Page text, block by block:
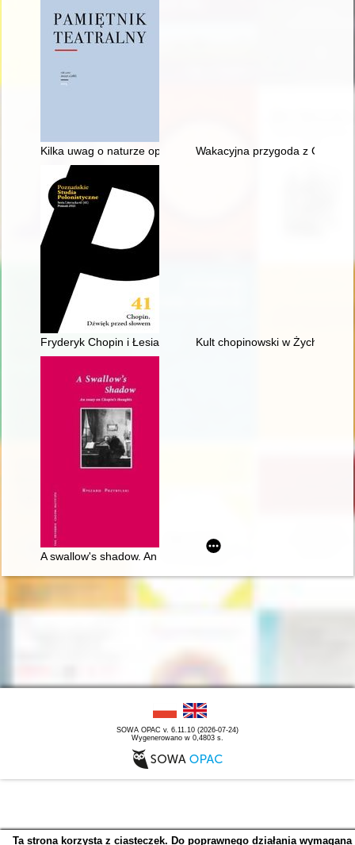
Kilka uwag o naturze opery, czyli dlaczego Fryderyk Chopin
Wakacyjna przygoda z
Fryderyk Chopin i Łesia Ukrainka : per meKult chopinowski w Żychlinie
A swallow's shadow. An essay on Chopin's thoughts
SOWA OPAC v. 6.11.10 (2026-07-24)
Wygenerowano w 0,4803 s.
Ta strona korzysta z ciasteczek. Do poprawnego działania wymagana